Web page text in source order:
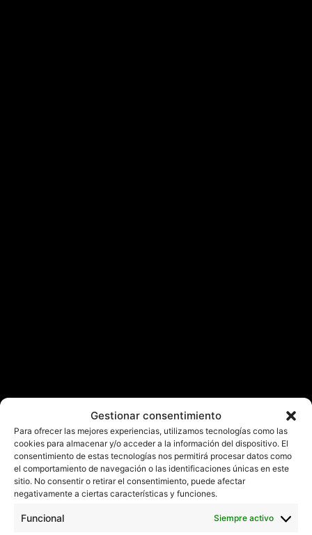
Gestionar consentimiento
Para ofrecer las mejores experiencias, utilizamos tecnologías como las
cookies para almacenar y/o acceder a la información del dispositivo. El
consentimiento de estas tecnologías nos permitirá procesar datos como
el comportamiento de navegación o las identificaciones únicas en este
sitio. No consentir o retirar el consentimiento, puede afectar
negativamente a ciertas características y funciones.
Funcional Siempre activo